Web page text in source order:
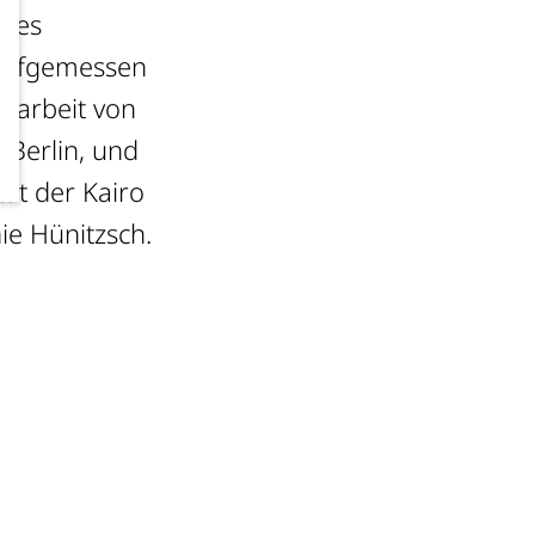
von
Berlin, und
der Kairo
Hünitzsch.